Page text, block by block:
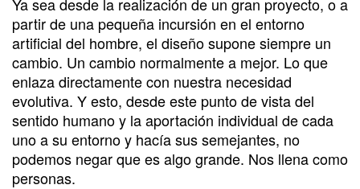
partir de una pequeña incursión en el entorno
artificial del hombre, el diseño supone siempre un
cambio. Un cambio normalmente a mejor. Lo que
enlaza directamente con nuestra necesidad
evolutiva. Y esto, desde este punto de vista del
sentido humano y la aportación individual de cada
uno a su entorno y hacía sus semejantes, no
podemos negar que es algo grande. Nos llena como
personas.